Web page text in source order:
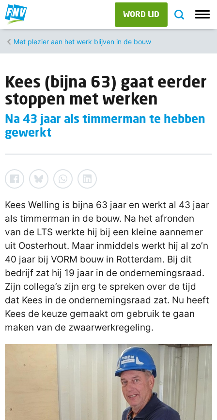
WORD LID
Met plezier aan het werk blijven in de bouw
Kees (bijna 63) gaat eerder
stoppen met werken
Na 43 jaar als timmerman te hebben
gewerkt
Kees Welling is bijna 63 jaar en werkt al 43 jaar
als timmerman in de bouw. Na het afronden
van de LTS werkte hij bij een kleine aannemer
uit Oosterhout. Maar inmiddels werkt hij al zo’n
40 jaar bij VORM bouw in Rotterdam. Bij dit
bedrijf zat hij 19 jaar in de ondernemingsraad.
Zijn collega’s zijn erg te spreken over de tijd
dat Kees in de ondernemingsraad zat. Nu heeft
Kees de keuze gemaakt om gebruik te gaan
maken van de zwaarwerkregeling.